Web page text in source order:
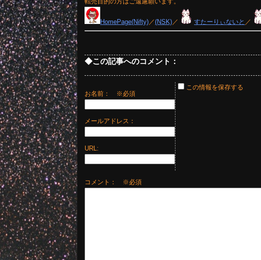
HomePage(Nifty) ／(NSK) ／ すたーりぃないと ／
◆この記事へのコメント：
お名前： ※必須
メールアドレス：
URL:
この情報を保存する
コメント： ※必須